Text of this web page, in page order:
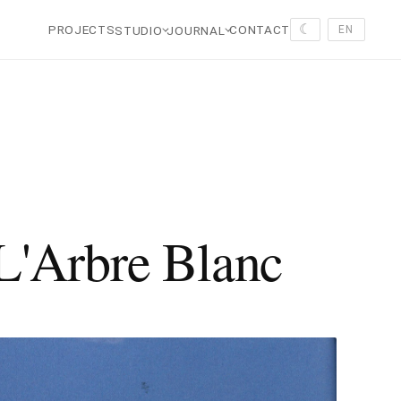
PROJECTSSTUDIO JOURNAL CONTACT ☾ EN
Blanc